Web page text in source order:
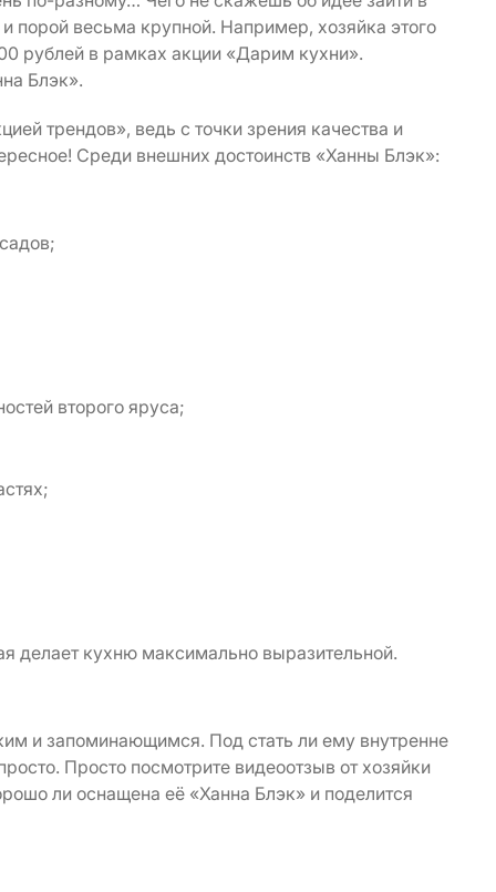
порой весьма крупной. Например, хозяйка этого
рублей в рамках акции «Дарим кухни».
Блэк».
трендов», ведь с точки зрения качества и
Среди внешних достоинств «Ханны Блэк»:
второго яруса;
делает кухню максимально выразительной.
и запоминающимся. Под стать ли ему внутренне
Просто посмотрите видеоотзыв от хозяйки
ли оснащена её «Ханна Блэк» и поделится